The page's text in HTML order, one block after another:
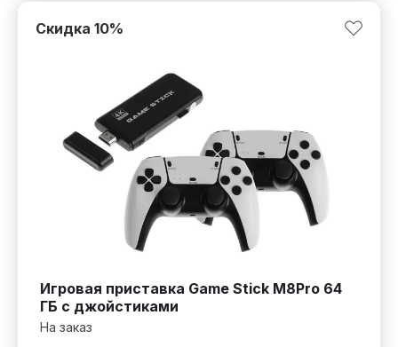
Игровая приставка Game Stick M8Pro 64
ГБ с джойстиками
Скидка 10%
На заказ